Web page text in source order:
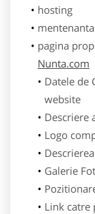
hosting
mentenanta
pagina
Nunta.com
Datele de
website
Descriere
Logo
Galerie
Link catre